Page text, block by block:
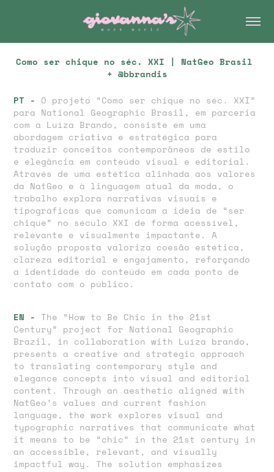
Como ser chique no séc. XXI | NatGeo Brasil
+ @bbrandis
PT -
O projeto “Como ser chique no séc. XXI”
para National Geographic Brasil, em parceria
com a Luíza Brando, consiste em uma
abordagem criativa e estratégica para
traduzir conceitos contemporâneos de estilo
e elegância em conteúdo visual e editorial.
Através de uma estética alinhada aos valores
da NatGeo e à linguagem atual da moda, o
trabalho explora narrativas visuais e
tipográficas que comunicam a ideia de “ser
chique” no século XXI de forma acessível,
relevante e visualmente impactante. A
solução proposta valoriza coesão estética,
clareza editorial e engajamento, reforçando
a identidade do conteúdo em cada ponto de
contato com o público.
EN -
The “How to Be Chic in the 21st
Century” project for National Geographic
Brazil, in collaboration with Luíza brando,
presents a creative and strategic approach
to translating contemporary style and
elegance concepts into visual and editorial
content. Through an aesthetic aligned with
NatGeo’s values and current fashion
language, the work explores visual and
typographic narratives that communicate what
it means to be “chic” in the 21st century in
an accessible, relevant, and visually
impactful way. The solution emphasizes